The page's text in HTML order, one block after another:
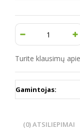
Turite klausimų
Gamintojas:
(0) ATSILIEPIMAI